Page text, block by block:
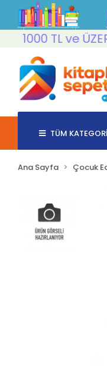
TL ve ÜZERİ
TÜM
Ana Sayfa
Çocuk